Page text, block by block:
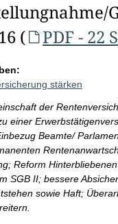
(
PDF - 22
stärken
der
einer
Beamte/
Reform
SGB II; bessere
sowie Haft;